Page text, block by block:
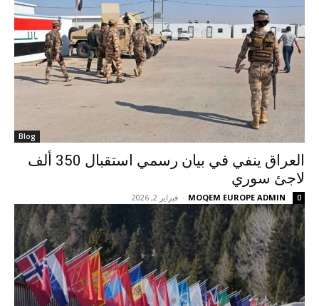
Blog
العراق ينفي في بيان رسمي استقبال 350 ألف
لاجئ سوري
MOQEM EUROPE ADMIN
- فبراير 2, 2026 0